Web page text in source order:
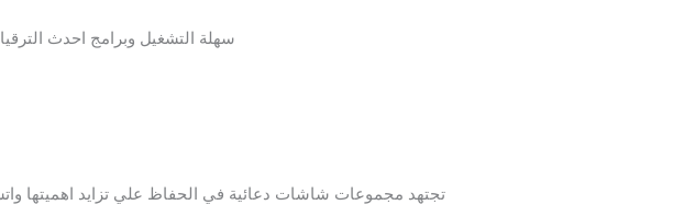
سهلة التشغيل وبرامج احدث
تجتهد مجموعات شاشات دعائية في الحفاظ علي تزايد اهميتها